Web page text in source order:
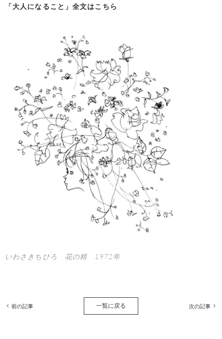
「大人になること」全文はこちら
いわさきちひろ 花の精 1972年
前の記事 一覧に戻る 次の記事